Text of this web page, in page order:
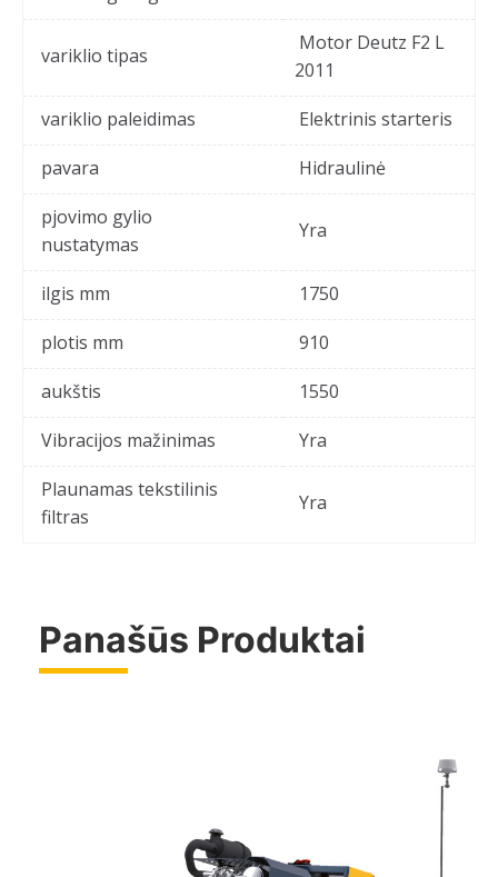
variklio tipas
Motor Deutz F2 L
2011
variklio paleidimas
Elektrinis starteris
pavara
Hidraulinė
pjovimo gylio
nustatymas
Yra
ilgis mm
1750
plotis mm
910
aukštis
1550
Vibracijos mažinimas
Yra
Plaunamas tekstilinis
filtras
Yra
Panašūs Produktai